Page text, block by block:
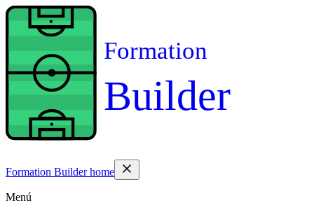
Formation
Builder
Formation Builder home
Menú